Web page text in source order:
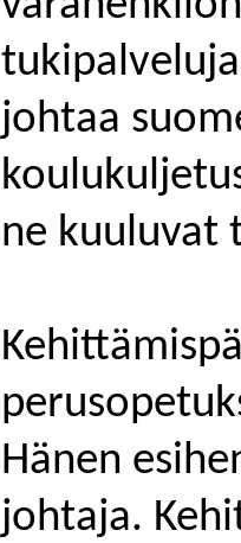
johtaa
ne kuuluvat
Hänen
johtaja.